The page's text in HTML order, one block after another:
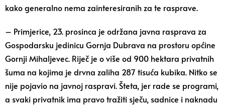
kako generalno nema zainteresiranih za te rasprave.
– Primjerice, 23. prosinca je održana javna rasprava za
Gospodarsku jedinicu Gornja Dubrava na prostoru općine
Gornji Mihaljevec. Riječ je o više od 900 hektara privatnih
šuma na kojima je drvna zaliha 287 tisuća kubika. Nitko se
nije pojavio na javnoj raspravi. Šteta, jer rade se programi,
a svaki privatnik ima pravo tražiti sječu, sadnice i naknadu